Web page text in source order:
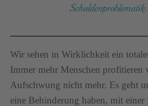
Schuldenproblematik.
Wir sehen in Wirklichkeit ein
Immer mehr Menschen profitieren
Aufschwung nicht mehr. Es geht
eine Behinderung haben, mit